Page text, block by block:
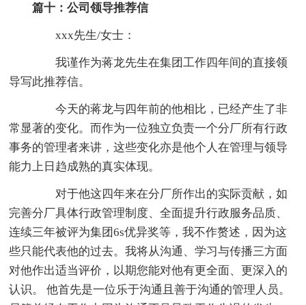
篇十：公司领导推荐信
xxx先生/女士：
我谨作为蒋龙先生在集团工作四年间的直接领
导写此推荐信。
今天的蒋龙与四年前的他相比，已经产生了非
常显著的变化。而作为一位独立负责一个分厂所有行政
事务的管理者来讲，这些变化亦是他个人在管理与领导
能力上日趋成熟的真实体现。
对于他这四年来在分厂所作出的实际贡献，如
完善分厂具体行政管理制度、全面提升行政服务品质、
连续三年被评为集团6s优异奖等，我不作赘述，因为这
些只能代表他的过去。我将从沟通、学习与传播三方面
对他作出适当评价，以期您能对他有更全面、更深入的
认识。 他首先是一位乐于沟通且善于沟通的管理人员。